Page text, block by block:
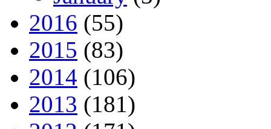
2016 (55)
2015 (83)
2014 (106)
2013 (181)